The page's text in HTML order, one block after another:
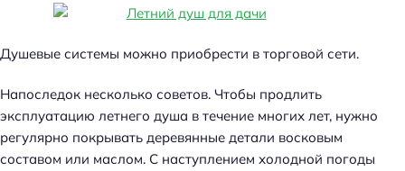
Душевые системы можно приобрести в торговой сети.
Напоследок несколько советов. Чтобы продлить
эксплуатацию летнего душа в течение многих лет, нужно
регулярно покрывать деревянные детали восковым
составом или маслом. С наступлением холодной погоды